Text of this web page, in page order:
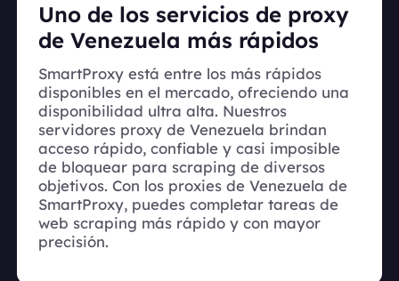
Uno de los servicios de proxy
de Venezuela más rápidos
SmartProxy está entre los más rápidos
disponibles en el mercado, ofreciendo una
disponibilidad ultra alta. Nuestros
servidores proxy de Venezuela brindan
acceso rápido, confiable y casi imposible
de bloquear para scraping de diversos
objetivos. Con los proxies de Venezuela de
SmartProxy, puedes completar tareas de
web scraping más rápido y con mayor
precisión.